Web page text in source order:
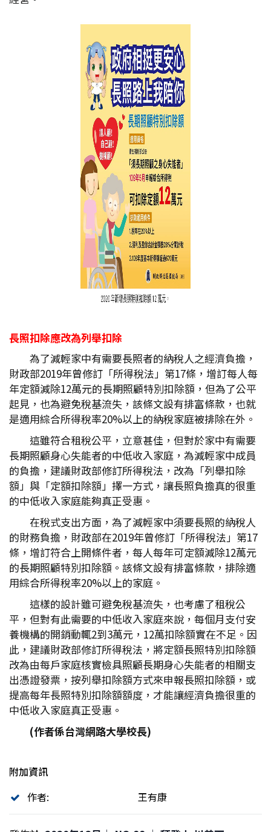
長照扣除應改為列舉扣除
為了減輕家中有需要長照者的納稅人之經濟負擔，
財政部2019年曾修訂「所得稅法」第17條，增訂每人每
年定額減除12萬元的長期照顧特別扣除額，但為了公平
起見，也為避免稅基流失，該條文設有排富條款，也就
是適用綜合所得稅率20%以上的納稅家庭被排除在外。
這雖符合租稅公平，立意甚佳，但對於家中有需要
長期照顧身心失能者的中低收入家庭，為減輕家中成員
的負擔，建議財政部修訂所得稅法，改為「列舉扣除
額」與「定額扣除額」擇一方式，讓長照負擔真的很重
的中低收入家庭能夠真正受惠。
在稅式支出方面，為了減輕家中須要長照的納稅人
的財務負擔，財政部在2019年曾修訂「所得稅法」第17
條，增訂符合上開條件者，每人每年可定額減除12萬元
的長期照顧特別扣除額。該條文設有排富條款，排除適
用綜合所得稅率20%以上的家庭。
這樣的設計雖可避免稅基流失，也考慮了租稅公
平，但對有此需要的中低收入家庭來說，每個月支付安
養機構的開銷動輒2到3萬元，12萬扣除額實在不足。因
此，建議財政部修訂所得稅法，將定額長照特別扣除額
改為由每戶家庭核實檢具照顧長期身心失能者的相關支
出憑證發票，按列舉扣除額方式來申報長照扣除額，或
提高每年長照特別扣除額額度，才能讓經濟負擔很重的
中低收入家庭真正受惠。
(作者係台灣網路大學校長)
附加資訊
作者:
王有康